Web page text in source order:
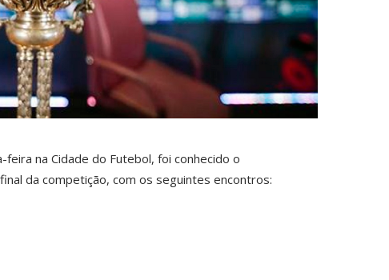
na Cidade do Futebol, foi conhecido o
da competição, com os seguintes encontros: